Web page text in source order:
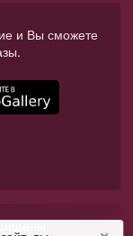
и Вы сможете